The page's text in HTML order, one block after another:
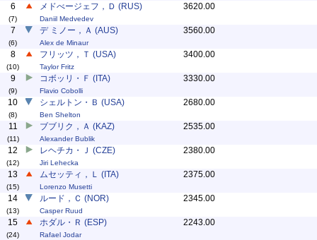
6
(7)
メドべージェフ，Ｄ (RUS)
Daniil Medvedev
3620.00
7
(6)
デ ミノー，Ａ (AUS)
Alex de Minaur
3560.00
8
(10)
フリッツ，Ｔ (USA)
Taylor Fritz
3400.00
9
(9)
コボッリ・Ｆ (ITA)
Flavio Cobolli
3330.00
10
(8)
シェルトン・Ｂ (USA)
Ben Shelton
2680.00
11
(11)
ブブリク，Ａ (KAZ)
Alexander Bublik
2535.00
12
(12)
レヘチカ・Ｊ (CZE)
Jiri Lehecka
2380.00
13
(15)
ムセッティ，Ｌ (ITA)
Lorenzo Musetti
2375.00
14
(13)
ルード，Ｃ (NOR)
Casper Ruud
2345.00
15
(24)
ホダル・Ｒ (ESP)
Rafael Jodar
2243.00